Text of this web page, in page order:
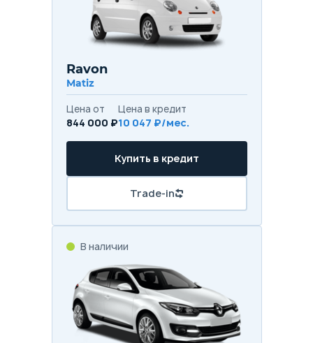
Ravon
Matiz
Цена от
844 000 ₽
Цена в кредит
10 047 ₽/мес.
Купить в кредит
Trade-in
В наличии